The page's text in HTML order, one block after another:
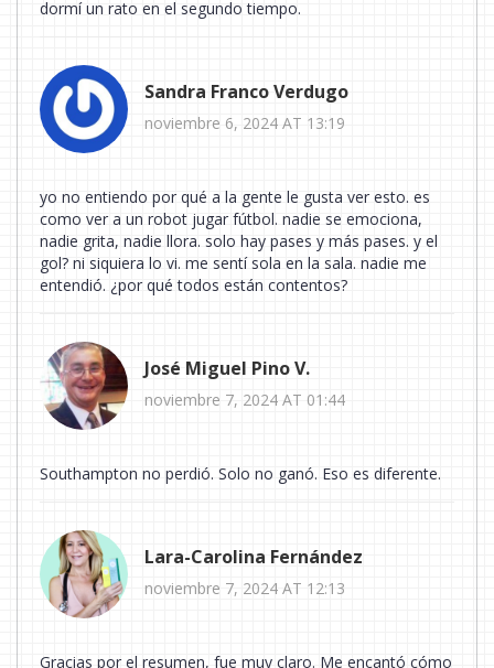
dormí un rato en el segundo tiempo.
Sandra Franco Verdugo
noviembre 6, 2024 AT 13:19
yo no entiendo por qué a la gente le gusta ver esto. es
como ver a un robot jugar fútbol. nadie se emociona,
nadie grita, nadie llora. solo hay pases y más pases. y el
gol? ni siquiera lo vi. me sentí sola en la sala. nadie me
entendió. ¿por qué todos están contentos?
José Miguel Pino V.
noviembre 7, 2024 AT 01:44
Southampton no perdió. Solo no ganó. Eso es diferente.
Lara-Carolina Fernández
noviembre 7, 2024 AT 12:13
Gracias por el resumen, fue muy claro. Me encantó cómo